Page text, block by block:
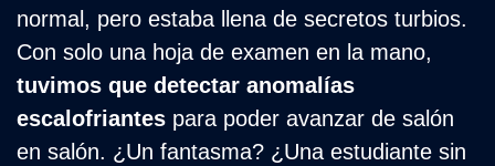
normal, pero estaba llena de secretos turbios.
tuvimos que detectar anomalías
escalofriantes para poder avanzar de salón
en salón. ¿Un fantasma? ¿Una estudiante sin